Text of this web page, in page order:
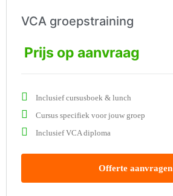
VCA groepstraining
Prijs op aanvraag
Inclusief cursusboek & lunch
Cursus specifiek voor jouw groep
Inclusief VCA diploma
Offerte aanvragen